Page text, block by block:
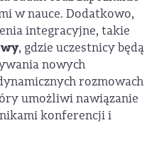
w nauce. Dodatkowo,
integracyjne, takie
, gdzie uczestnicy będą
nowych
rozmowach
umożliwi nawiązanie
konferencji i